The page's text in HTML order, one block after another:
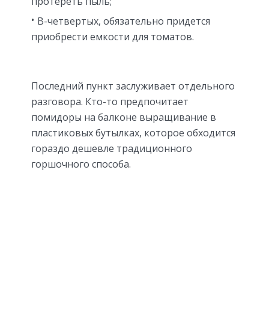
В-четвертых, обязательно придется
приобрести емкости для томатов.
Последний пункт заслуживает отдельного
разговора. Кто-то предпочитает
помидоры на балконе выращивание в
пластиковых бутылках, которое обходится
гораздо дешевле традиционного
горшочного способа.